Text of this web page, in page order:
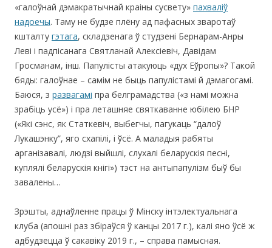
«галоўнай дэмакратычнай краіны сусвету» пахваліў
надоечы. Таму не будзе плёну ад пафасных зваротаў
кшталту гэтага, складзенага ў студзені Бернарам-Анры
Леві і падпісанага Святланай Алексіевіч, Давідам
Гросманам, інш. Папулісты атакуюць «дух Еўропы»? Такой
бяды: галоўнае – самім не быць папулістамі й дэмагогамі.
Баюся, з развагамі пра белграмадства («з намі можна
зрабіць усё») і пра леташняе святкаванне юбілею БНР
(«Які сэнс, як Статкевіч, выбегчы, пагукаць “далоў
Лукашэнку”, яго схапілі, і ўсё. А маладыя рабяты
арганізавалі, людзі выйшлі, слухалі беларускія песні,
куплялі беларускія кнігі») тэст на антыпапулізм быў бы
завалены…
Зрэшты, аднаўленне працы ў Мінску інтэлектуальнага
клуба (апошні раз збіраўся ў канцы 2017 г.), калі яно ўсё ж
адбудзецца ў сакавіку 2019 г., – справа памысная.